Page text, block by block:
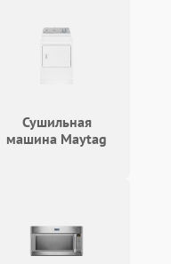
Сушильная
машина Maytag